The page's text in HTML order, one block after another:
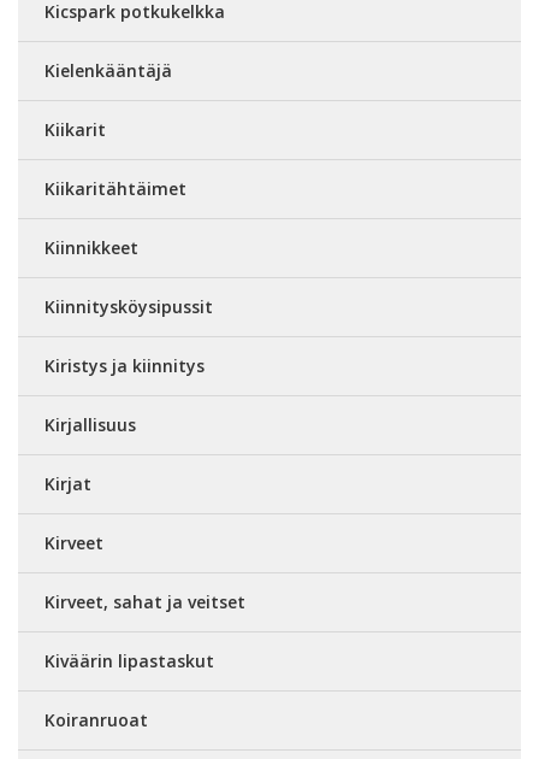
Kicspark potkukelkka
Kielenkääntäjä
Kiikarit
Kiikaritähtäimet
Kiinnikkeet
Kiinnitysköysipussit
Kiristys ja kiinnitys
Kirjallisuus
Kirjat
Kirveet
Kirveet, sahat ja veitset
Kiväärin lipastaskut
Koiranruoat